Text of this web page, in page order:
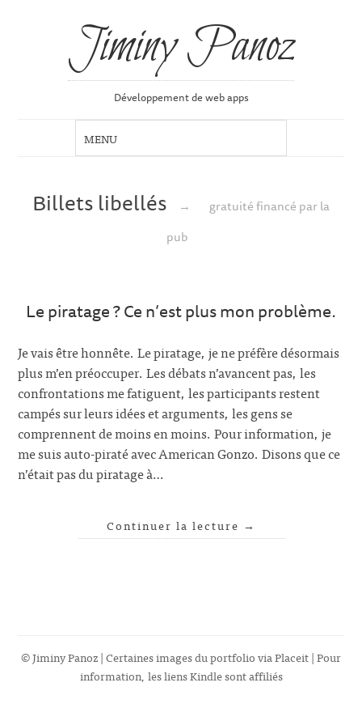
Jiminy Panoz
Développement de web apps
Billets libellés →
gratuité financé par la
pub
Le piratage ? Ce n’est plus mon problème.
Je vais être honnête. Le piratage, je ne préfère désormais
plus m’en préoccuper. Les débats n’avancent pas, les
confrontations me fatiguent, les participants restent
campés sur leurs idées et arguments, les gens se
comprennent de moins en moins. Pour information, je
me suis auto-piraté avec American Gonzo. Disons que ce
n’était pas du piratage à…
Continuer la lecture →
© Jiminy Panoz | Certaines images du portfolio viaPlaceit| Pour
information, les liens Kindle sont affiliés